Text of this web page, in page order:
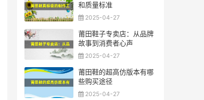
和质量标准
2025-04-27
莆田鞋子专卖店：从品牌
故事到消费者心声
2025-04-27
莆田鞋的超高仿版本有哪
些购买途径
2025-04-27